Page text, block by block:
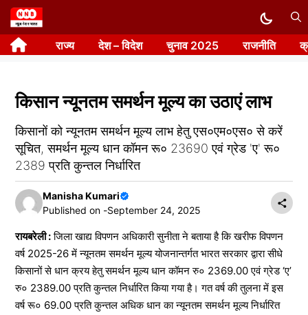
Skip
to
content राज्य देश – विदेश चुनाव 2025 राजनीति
किसान न्यूनतम समर्थन मूल्य का उठाएं लाभ
किसानों को न्यूनतम समर्थन मूल्य लाभ हेतु एस०एम०एस० से करें
सूचित, समर्थन मूल्य धान कॉमन रू० 23690 एवं ग्रेड 'ए' रू०
2389 प्रति कुन्तल निर्धारित
Manisha Kumari
Published on -September 24, 2025
रायबरेली :जिला खाद्य विपणन अधिकारी सुनीता ने बताया है कि खरीफ विपणन
वर्ष 2025-26 में न्यूनतम समर्थन मूल्य योजनान्तर्गत भारत सरकार द्वारा सीधे
किसानों से धान क्रय हेतु समर्थन मूल्य धान कॉमन रु० 2369.00 एवं ग्रेड ‘ए’
रु० 2389.00 प्रति कुन्तल निर्धारित किया गया है। गत वर्ष की तुलना में इस
वर्ष रू० 69.00 प्रति कुन्तल अधिक धान का न्यूनतम समर्थन मूल्य निर्धारित